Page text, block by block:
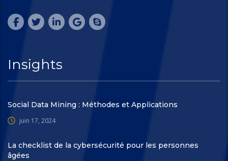
Insights
Social Data Mining : Méthodes et Applications
juin 17, 2024
La checklist de la cybersécurité pour les personnes
âgées